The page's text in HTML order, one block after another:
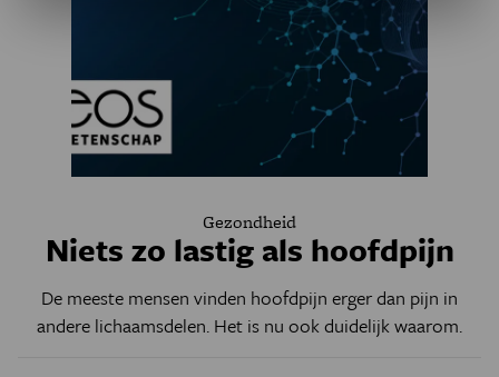
Gezondheid
Niets zo lastig als hoofdpijn
De meeste mensen vinden hoofdpijn erger dan pijn in
andere lichaamsdelen. Het is nu ook duidelijk waarom.